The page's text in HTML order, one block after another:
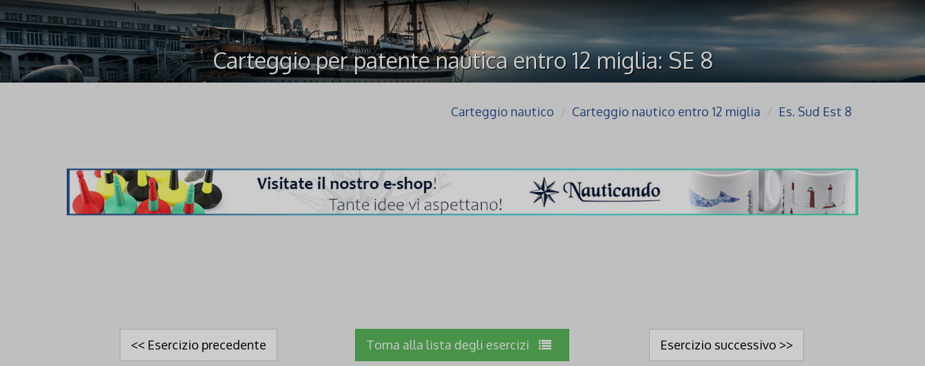
Carteggio per patente nautica entro 12 miglia: SE 8
Carteggio nautico Carteggio nautico entro 12 miglia Es. Sud Est 8
<< Esercizio precedente Torna alla lista degli esercizi Esercizio successivo >>